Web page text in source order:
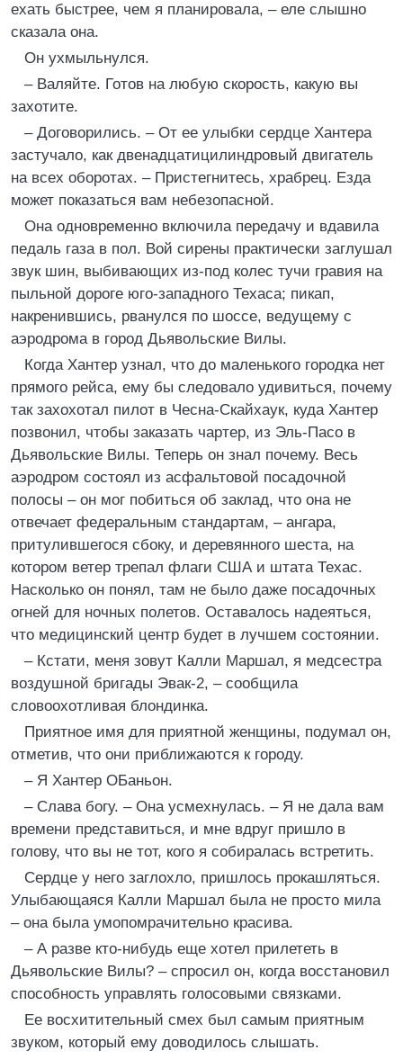
ехать быстрее, чем я планировала, – еле слышно
сказала она.
Он ухмыльнулся.
– Валяйте. Готов на любую скорость, какую вы
захотите.
– Договорились. – От ее улыбки сердце Хантера
застучало, как двенадцатицилиндровый двигатель
на всех оборотах. – Пристегнитесь, храбрец. Езда
может показаться вам небезопасной.
Она одновременно включила передачу и вдавила
педаль газа в пол. Вой сирены практически заглушал
звук шин, выбивающих из-под колес тучи гравия на
пыльной дороге юго-западного Техаса; пикап,
накренившись, рванулся по шоссе, ведущему с
аэродрома в город Дьявольские Вилы.
Когда Хантер узнал, что до маленького городка нет
прямого рейса, ему бы следовало удивиться, почему
так захохотал пилот в Чесна-Скайхаук, куда Хантер
позвонил, чтобы заказать чартер, из Эль-Пасо в
Дьявольские Вилы. Теперь он знал почему. Весь
аэродром состоял из асфальтовой посадочной
полосы – он мог побиться об заклад, что она не
отвечает федеральным стандартам, – ангара,
притулившегося сбоку, и деревянного шеста, на
котором ветер трепал флаги США и штата Техас.
Насколько он понял, там не было даже посадочных
огней для ночных полетов. Оставалось надеяться,
что медицинский центр будет в лучшем состоянии.
– Кстати, меня зовут Калли Маршал, я медсестра
воздушной бригады Эвак-2, – сообщила
словоохотливая блондинка.
Приятное имя для приятной женщины, подумал он,
отметив, что они приближаются к городу.
– Я Хантер ОБаньон.
– Слава богу. – Она усмехнулась. – Я не дала вам
времени представиться, и мне вдруг пришло в
голову, что вы не тот, кого я собиралась встретить.
Сердце у него заглохло, пришлось прокашляться.
Улыбающаяся Калли Маршал была не просто мила
– она была умопомрачительно красива.
– А разве кто-нибудь еще хотел прилететь в
Дьявольские Вилы? – спросил он, когда восстановил
способность управлять голосовыми связками.
Ее восхитительный смех был самым приятным
звуком, который ему доводилось слышать.